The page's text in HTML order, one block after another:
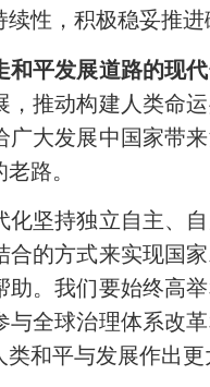
性，积极稳妥推
平发展道路的现代
，推动构建人类命
广大发展中国家带
路。
持独立自主、自
合的方式来实现国
助。我们要始终高
与全球治理体系改
和平与发展作出更